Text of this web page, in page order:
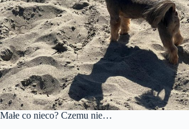
Małe co nieco? Czemu nie…